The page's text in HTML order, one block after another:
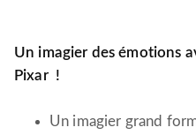
Un imagier des émotions
Pixar !
Un imagier grand